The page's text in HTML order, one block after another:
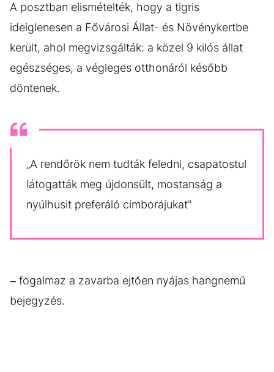
A posztban elismételték, hogy a tigris
ideiglenesen a Fővárosi Állat- és Növénykertbe
került, ahol megvizsgálták: a közel 9 kilós állat
egészséges, a végleges otthonáról később
döntenek.
„A rendőrök nem tudták feledni, csapatostul
látogatták meg újdonsült, mostanság a
nyúlhusit preferáló cimborájukat”
– fogalmaz a zavarba ejtően nyájas hangnemű
bejegyzés.